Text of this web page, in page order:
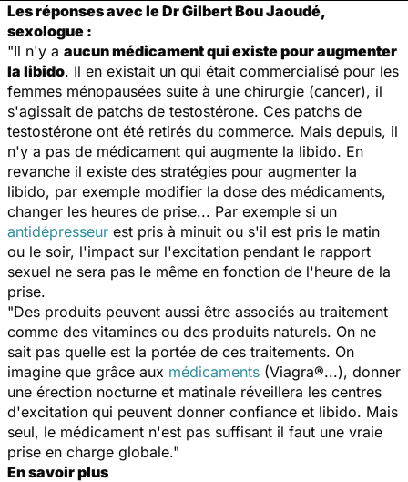
Les réponses avec le Dr Gilbert Bou Jaoudé,
sexologue :
"Il n'y a aucun médicament qui existe pour augmenter
la libido. Il en existait un qui était commercialisé pour les
femmes ménopausées suite à une chirurgie (cancer), il
s'agissait de patchs de testostérone. Ces patchs de
testostérone ont été retirés du commerce. Mais depuis, il
n'y a pas de médicament qui augmente la libido. En
revanche il existe des stratégies pour augmenter la
libido, par exemple modifier la dose des médicaments,
changer les heures de prise... Par exemple si un
antidépresseur est pris à minuit ou s'il est pris le matin
ou le soir, l'impact sur l'excitation pendant le rapport
sexuel ne sera pas le même en fonction de l'heure de la
prise.
"Des produits peuvent aussi être associés au traitement
comme des vitamines ou des produits naturels. On ne
sait pas quelle est la portée de ces traitements. On
imagine que grâce aux médicaments (Viagra®...), donner
une érection nocturne et matinale réveillera les centres
d'excitation qui peuvent donner confiance et libido. Mais
seul, le médicament n'est pas suffisant il faut une vraie
prise en charge globale."
En savoir plus